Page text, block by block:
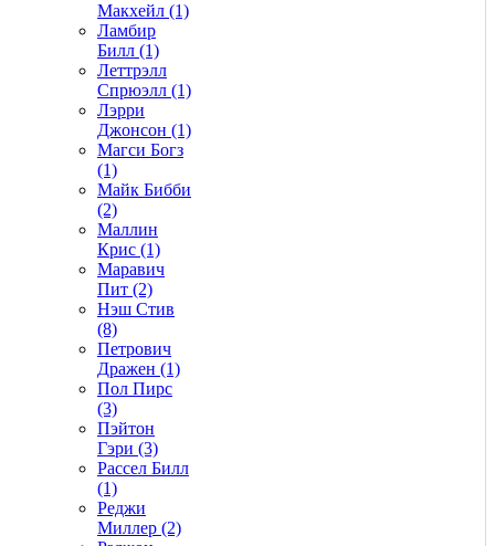
Макхейл (1)
Ламбир
Билл (1)
Леттрэлл
Спрюэлл (1)
Лэрри
Джонсон (1)
Магси Богз
(1)
Майк Бибби
(2)
Маллин
Крис (1)
Маравич
Пит (2)
Нэш Стив
(8)
Петрович
Дражен (1)
Пол Пирс
(3)
Пэйтон
Гэри (3)
Рассел Билл
(1)
Реджи
Миллер (2)